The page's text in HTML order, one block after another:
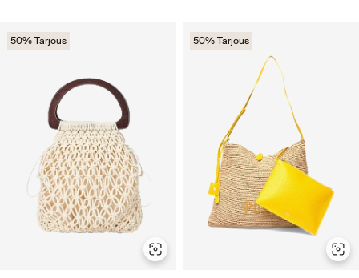
50% Tarjous 50% Tarjous